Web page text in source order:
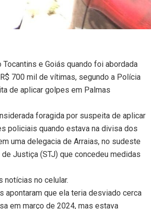
e Goiás quando foi abordada
700 mil de vítimas, segundo a Polícia
de aplicar golpes em Palmas
foragida por suspeita de aplicar
policiais quando estava na divisa dos
uma delegacia de Arraias, no sudeste
Justiça (STJ) que concedeu medidas
notícias no celular.
apontaram que ela teria desviado cerca
em março de 2024, mas estava